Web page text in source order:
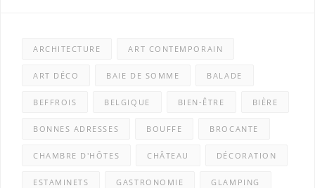
ARCHITECTURE ART CONTEMPORAIN
ART DÉCO BAIE DE SOMME BALADE
BEFFROIS BELGIQUE BIEN-ÊTRE BIÈRE
BONNES ADRESSES BOUFFE BROCANTE
CHAMBRE D'HÔTES CHÂTEAU DÉCORATION
ESTAMINETS GASTRONOMIE GLAMPING